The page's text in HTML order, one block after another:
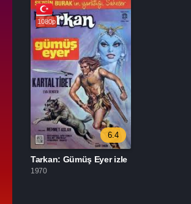
1080p
6.4
Tarkan: Gümüş Eyer izle
1970